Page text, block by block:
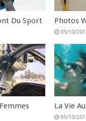
Du Sport Photos
05/10/
La Vie
05/10/